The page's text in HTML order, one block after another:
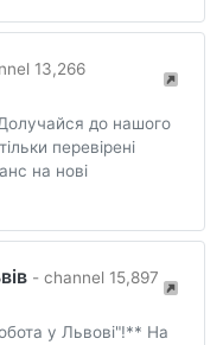
13,266
до нашого
перевірені
на нові
- channel 15,897
у Львові"!** На